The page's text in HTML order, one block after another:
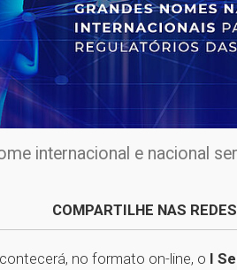
internacional e nacional
COMPARTILHE NAS
no formato on-line, o I